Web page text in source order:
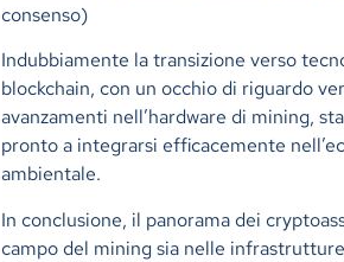
consenso)
Indubbiamente la transizione verso
blockchain, con un occhio di riguardo
avanzamenti nell’hardware di mining,
pronto a integrarsi efficacemente
ambientale.
In conclusione, il panorama dei
campo del mining sia nelle